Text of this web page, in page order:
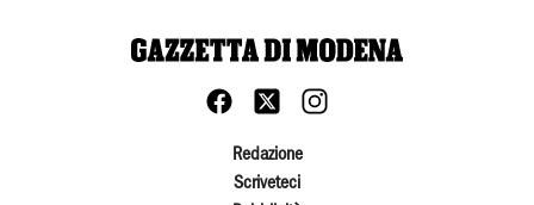
Redazione
Scriveteci